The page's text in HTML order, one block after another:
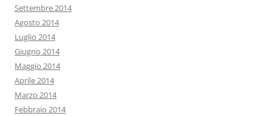
Settembre 2014
Agosto 2014
Luglio 2014
Giugno 2014
Maggio 2014
Aprile 2014
Marzo 2014
Febbraio 2014